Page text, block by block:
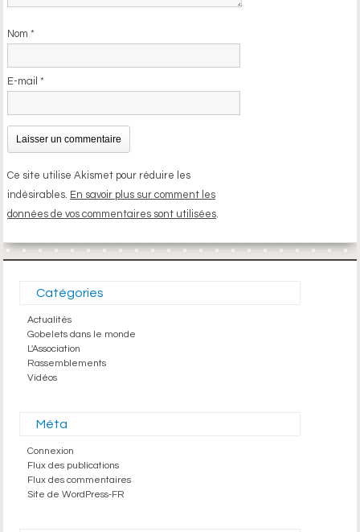
Nom *
E-mail *
Ce site utilise Akismet pour réduire les
indésirables. En savoir plus sur comment les
données de vos commentaires sont utilisées
Catégories
Actualités
Gobelets dans le monde
L'Association
Rassemblements
Vidéos
Méta
Connexion
Flux des publications
Flux des commentaires
Site de WordPress-FR